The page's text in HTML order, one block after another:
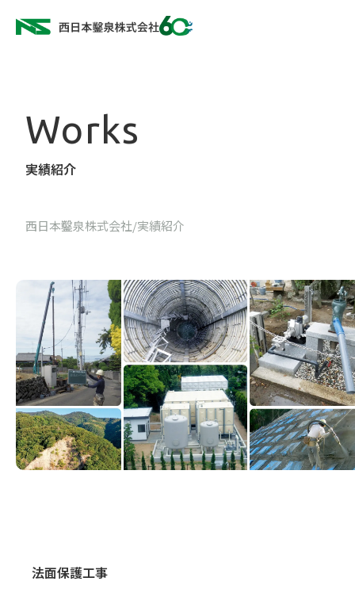
works
実績紹介
西日本鑿泉株式会社/実績紹介
法面保護工事